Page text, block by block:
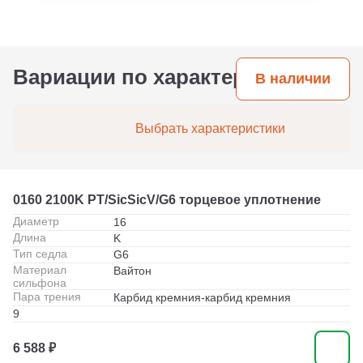
максимизировать ресурс.
Вариации по характеристикам
В наличии
Выбрать характеристики
0160 2100K PT/SicSicV/G6 торцевое уплотнение
Диаметр
16
Длина
K
Тип седла
G6
Материал
сильфона
Вайтон
Пара трения
Карбид кремния-карбид кремния
9
6 588 ₽